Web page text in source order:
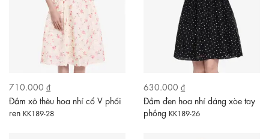
710.000 ₫
Đầm xô thêu hoa nhí cổ V phối
ren KK189-28
630.000 ₫
Đầm đen hoa nhí dáng xòe tay
phồng KK189-26